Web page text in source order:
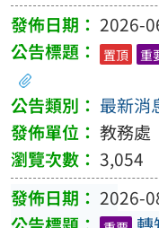
2026-
置頂 重
最新消
教務處
3,054
2026-